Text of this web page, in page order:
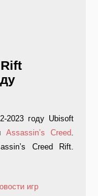
2023 году Ubisoft
Assassin’s Creed.
Сreed Rift.
игр